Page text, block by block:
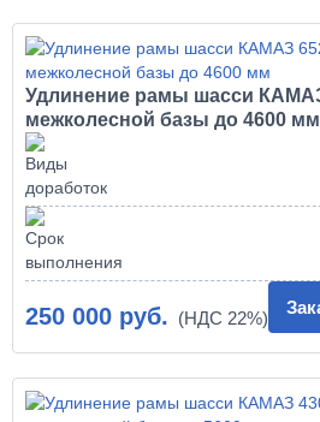
Удлинение рамы шасси
межколесной базы до 4600 мм
250 000 руб.